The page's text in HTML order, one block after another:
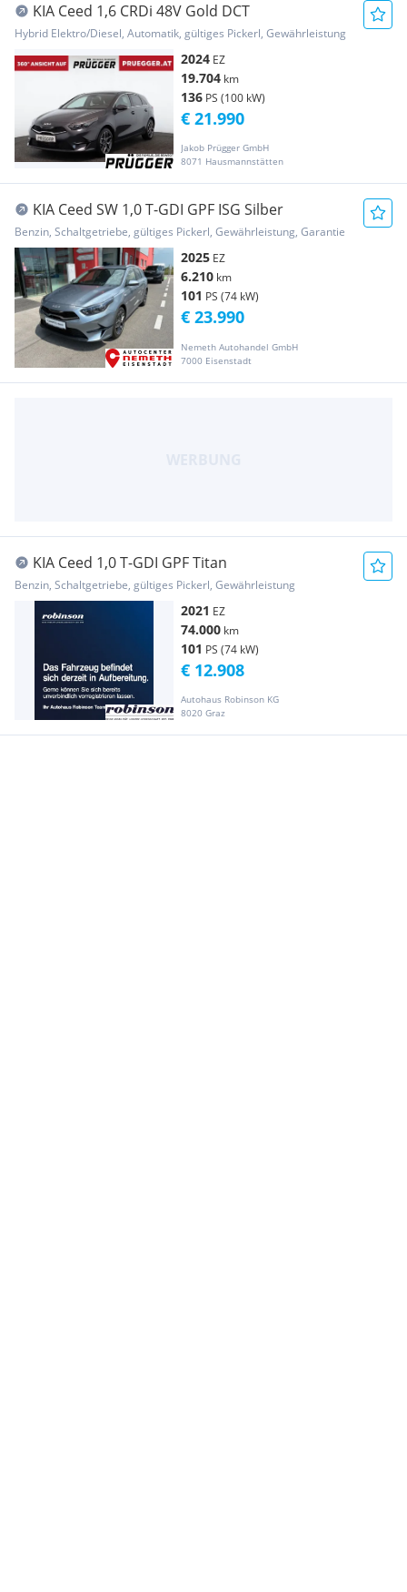
KIA Ceed 1,6 CRDi 48V Gold DCT
Hybrid Elektro/Diesel, Automatik, gültiges Pickerl, Gewährleistung
2024 EZ
19.704 km
136 PS (100 kW)
Jakob Prügger GmbH
8071 Hausmannstätten
€ 21.990
KIA Ceed SW 1,0 T-GDI GPF ISG Silber
Benzin, Schaltgetriebe, gültiges Pickerl, Gewährleistung, Garantie
2025 EZ
6.210 km
101 PS (74 kW)
Nemeth Autohandel GmbH
7000 Eisenstadt
€ 23.990
KIA Ceed 1,0 T-GDI GPF Titan
Benzin, Schaltgetriebe, gültiges Pickerl, Gewährleistung
2021 EZ
74.000 km
101 PS (74 kW)
Autohaus Robinson KG
8020 Graz
€ 12.908